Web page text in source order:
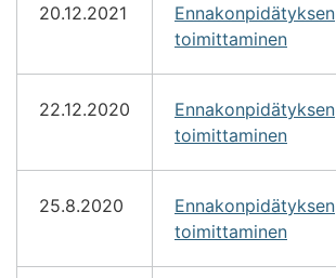
20.12.2021
Ennakonpidätyksen
toimittaminen
22.12.2020
Ennakonpidätyksen
toimittaminen
25.8.2020
Ennakonpidätyksen
toimittaminen